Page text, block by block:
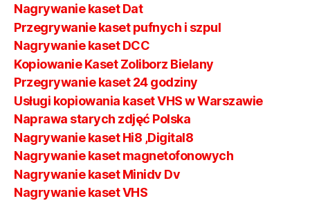
Nagrywanie kaset Dat
Przegrywanie kaset pufnych i szpul
Nagrywanie kaset DCC
Kopiowanie Kaset Zoliborz Bielany
Przegrywanie kaset 24 godziny
Usługi kopiowania kaset VHS w Warszawie
Naprawa starych zdjęć Polska
Nagrywanie kaset Hi8 ,Digital8
Nagrywanie kaset magnetofonowych
Nagrywanie kaset Minidv Dv
Nagrywanie kaset VHS